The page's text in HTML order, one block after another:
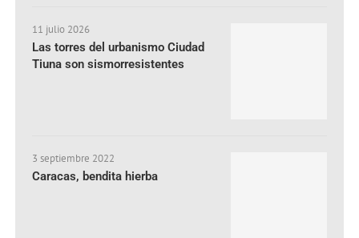
11 julio 2026
Las torres del urbanismo Ciudad
Tiuna son sismorresistentes
3 septiembre 2022
Caracas, bendita hierba